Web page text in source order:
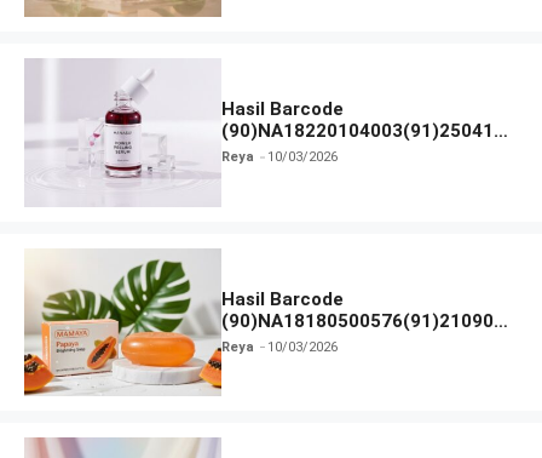
Hasil Barcode
(90)NA18220104003(91)250418
dan Izin BPOM
Reya 10/03/2026
Hasil Barcode
(90)NA18180500576(91)210906
dan Izin BPOM
Reya 10/03/2026